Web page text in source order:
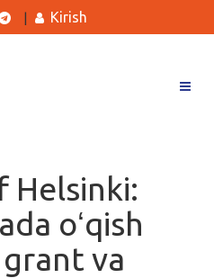
Kirish
Helsinki:
oʻqish
va